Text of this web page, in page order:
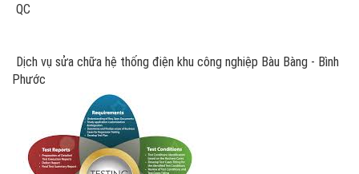
QC
Dịch vụ sửa chữa hệ thống điện khu công nghiệp Bàu Bàng - Bình
Phước